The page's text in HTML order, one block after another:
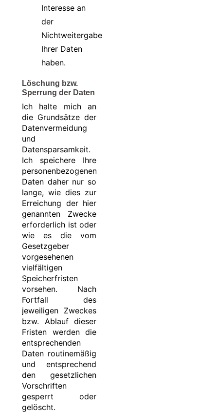
Interesse an
der
Nichtweitergabe
Ihrer Daten
haben.
Löschung bzw.
Sperrung der Daten
Ich halte mich an
die Grundsätze der
Datenvermeidung
und
Datensparsamkeit.
Ich speichere Ihre
personenbezogenen
Daten daher nur so
lange, wie dies zur
Erreichung der hier
genannten Zwecke
erforderlich ist oder
wie es die vom
Gesetzgeber
vorgesehenen
vielfältigen
Speicherfristen
vorsehen. Nach
Fortfall des
jeweiligen Zweckes
bzw. Ablauf dieser
Fristen werden die
entsprechenden
Daten routinemäßig
und entsprechend
den gesetzlichen
Vorschriften
gesperrt oder
gelöscht.